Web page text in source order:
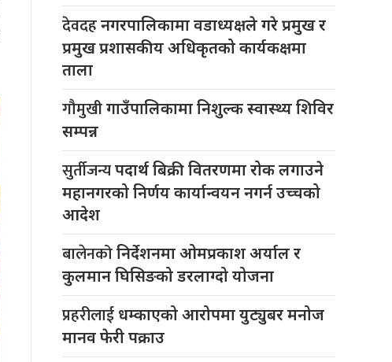
देवदहनगरपालिकामा वडाध्यक्षले गरे प्रमुख र
प्रमुख प्रशासकीय अधिकृतको कार्यकक्षमा
ताला
गौमुखीगाउँपालिकामा निशुल्क स्वास्थ्य शिविर
सम्पन्न
सुर्तीजन्यपदार्थ बिक्री वितरणमा रोक लगाउने
महानगरको निर्णय कार्यान्वयन नगर्न उच्चको
आदेश
बालेनकोनिर्देशनमा ओमप्रकाश अर्याल र
कुलमान घिसिङको डरलाग्दो योजना
प्रहरीलाई धम्काएको आरोपमा युट्युबर मनोज
मानव फेरी पक्राउ